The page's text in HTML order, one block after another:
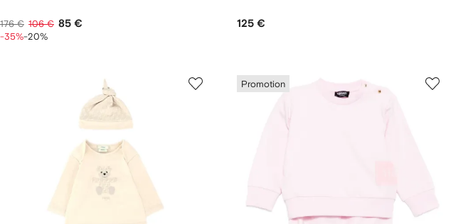
176 € 106 € 85 €
-35%-20%
125 €
Promotion